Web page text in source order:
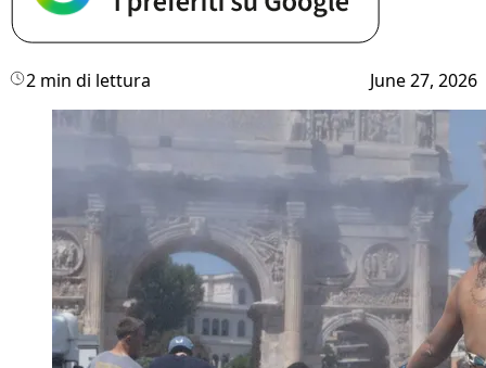
2 min di lettura June 27, 2026